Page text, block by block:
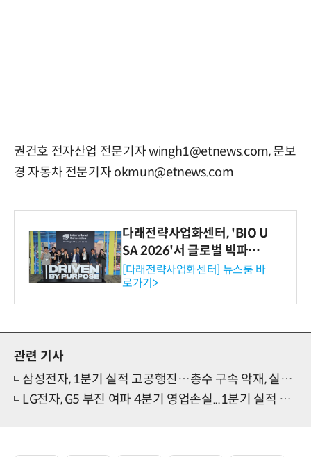
권건호 전자산업 전문기자 wingh1@etnews.com, 문보
경 자동차 전문기자 okmun@etnews.com
다래전략사업화센터, 'BIO U
SA 2026'서 글로벌 빅파마
와의 비즈니스 미팅 지원…K
-바이오 해외 진출 교두보 확
보
[다래전략사업화센터] 뉴스룸 바
로가기>
관련 기사
삼성전자, 1분기 실적 고공행진…총수 구속 악재, 실적으로 돌파
LG전자, G5 부진 여파 4분기 영업손실...1분기 실적 턴어라운드 기대